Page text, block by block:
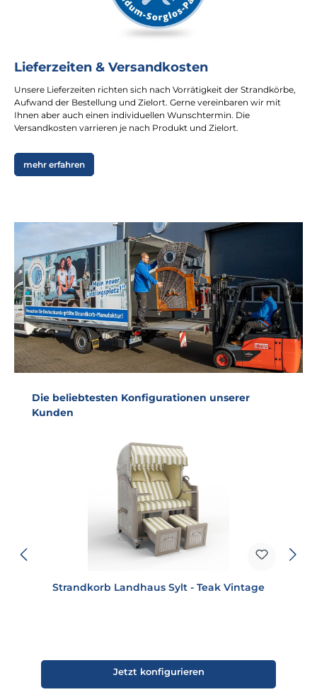
Lieferzeiten & Versandkosten
Unsere Lieferzeiten richten sich nach Vorrätigkeit der Strandkörbe,
Aufwand der Bestellung und Zielort. Gerne vereinbaren wir mit
Ihnen aber auch einen individuellen Wunschtermin. Die
Versandkosten varrieren je nach Produkt und Zielort.
mehr erfahren
Produktgalerie überspringen
Die beliebtesten Konfigurationen unserer
Kunden
Strandkorb Landhaus Sylt - Teak Vintage
Jetzt konfigurieren